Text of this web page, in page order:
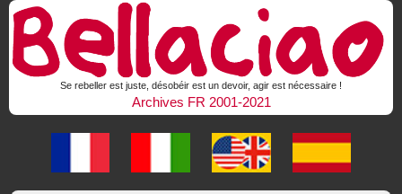
Se rebeller est juste, désobéir est un devoir, agir est nécessaire !
Archives FR 2001-2021